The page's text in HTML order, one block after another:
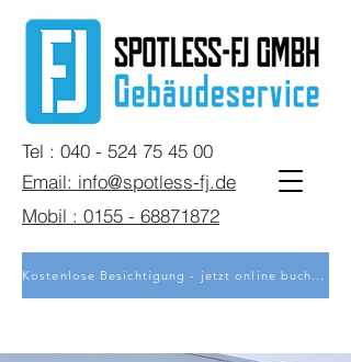
Mobil : 0155 - 68871872
Tel : 040 - 524 75 45 00
Email: info@spotless-fj.de
Kostenlose Besichtigung - jetzt online buchen